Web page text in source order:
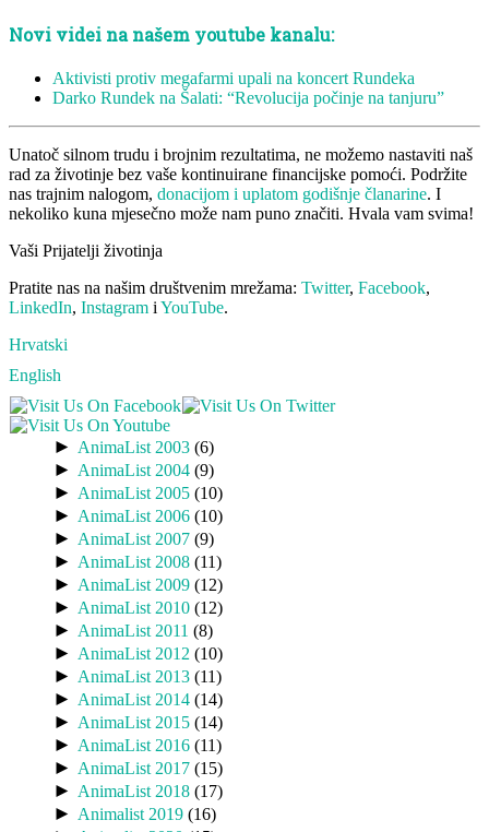
Novi videi na našem youtube kanalu:
Aktivisti protiv megafarmi upali na koncert Rundeka
Darko Rundek na Šalati: “Revolucija počinje na tanjuru”
Unatoč silnom trudu i brojnim rezultatima, ne možemo nastaviti naš
rad za životinje bez vaše kontinuirane financijske pomoći. Podržite
nas trajnim nalogom, donacijom i uplatom godišnje članarine. I
nekoliko kuna mjesečno može nam puno značiti. Hvala vam svima!
Vaši Prijatelji životinja
Pratite nas na našim društvenim mrežama: Twitter, Facebook,
LinkedIn, Instagram i YouTube.
Hrvatski
English
► AnimaList 2003 (6)
► AnimaList 2004 (9)
► AnimaList 2005 (10)
► AnimaList 2006 (10)
► AnimaList 2007 (9)
► AnimaList 2008 (11)
► AnimaList 2009 (12)
► AnimaList 2010 (12)
► AnimaList 2011 (8)
► AnimaList 2012 (10)
► AnimaList 2013 (11)
► AnimaList 2014 (14)
► AnimaList 2015 (14)
► AnimaList 2016 (11)
► AnimaList 2017 (15)
► AnimaList 2018 (17)
► Animalist 2019 (16)